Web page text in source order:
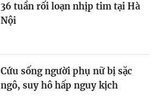
36 tuần rối loạn nhịp tim tại Hà
Nội
Cứu sống người phụ nữ bị sặc
ngô, suy hô hấp nguy kịch